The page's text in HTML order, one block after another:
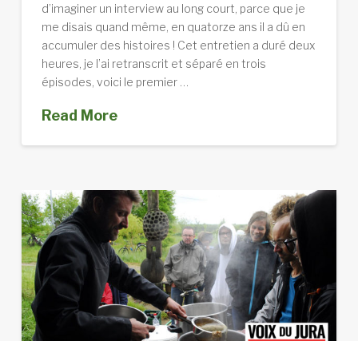
d’imaginer un interview au long court, parce que je
me disais quand même, en quatorze ans il a dû en
accumuler des histoires ! Cet entretien a duré deux
heures, je l’ai retranscrit et séparé en trois
épisodes, voici le premier …
Read More